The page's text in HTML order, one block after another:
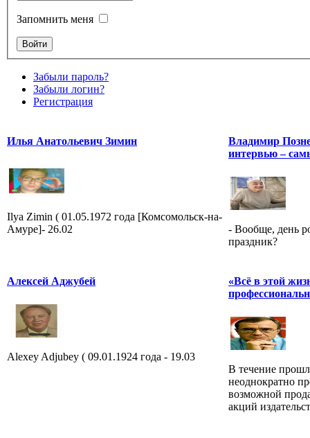
Запомнить меня
Забыли пароль?
Забыли логин?
Регистрация
Илья Анатольевич Зимин
Ilya Zimin ( 01.05.1972 года [Комсомольск-на-
Амуре]- 26.02
Владимир
интервью –
- Вообще, день
праздник?
Алексей Аджубей
Alexey Adjubey ( 09.01.1924 года - 19.03
«Всё в этой
В течение
неоднократно
возможной
акций